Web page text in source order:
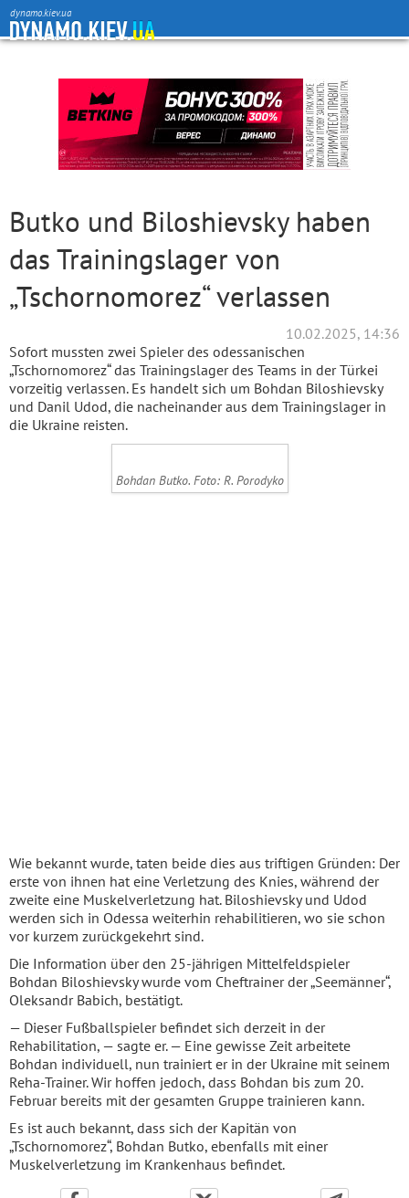
dynamo.kiev.ua
Butko und Biloshievsky haben
das Trainingslager von
„Tschornomorez“ verlassen
10.02.2025, 14:36
Sofort mussten zwei Spieler des odessanischen
„Tschornomorez“ das Trainingslager des Teams in der Türkei
vorzeitig verlassen. Es handelt sich um Bohdan Biloshievsky
und Danil Udod, die nacheinander aus dem Trainingslager in
die Ukraine reisten.
Bohdan Butko. Foto: R. Porodyko
Wie bekannt wurde, taten beide dies aus triftigen Gründen: Der
erste von ihnen hat eine Verletzung des Knies, während der
zweite eine Muskelverletzung hat. Biloshievsky und Udod
werden sich in Odessa weiterhin rehabilitieren, wo sie schon
vor kurzem zurückgekehrt sind.
Die Information über den 25-jährigen Mittelfeldspieler
Bohdan Biloshievsky wurde vom Cheftrainer der „Seemänner“,
Oleksandr Babich, bestätigt.
— Dieser Fußballspieler befindet sich derzeit in der
Rehabilitation, — sagte er. — Eine gewisse Zeit arbeitete
Bohdan individuell, nun trainiert er in der Ukraine mit seinem
Reha-Trainer. Wir hoffen jedoch, dass Bohdan bis zum 20.
Februar bereits mit der gesamten Gruppe trainieren kann.
Es ist auch bekannt, dass sich der Kapitän von
„Tschornomorez“, Bohdan Butko, ebenfalls mit einer
Muskelverletzung im Krankenhaus befindet.